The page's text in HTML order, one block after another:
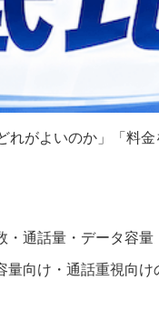
れがよいのか」「料
通話量・データ容
向け・通話重視向け